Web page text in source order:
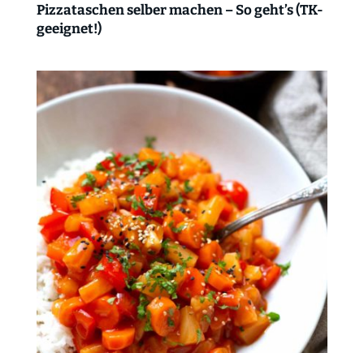
Pizzataschen selber machen – So geht’s (TK-
geeignet!)